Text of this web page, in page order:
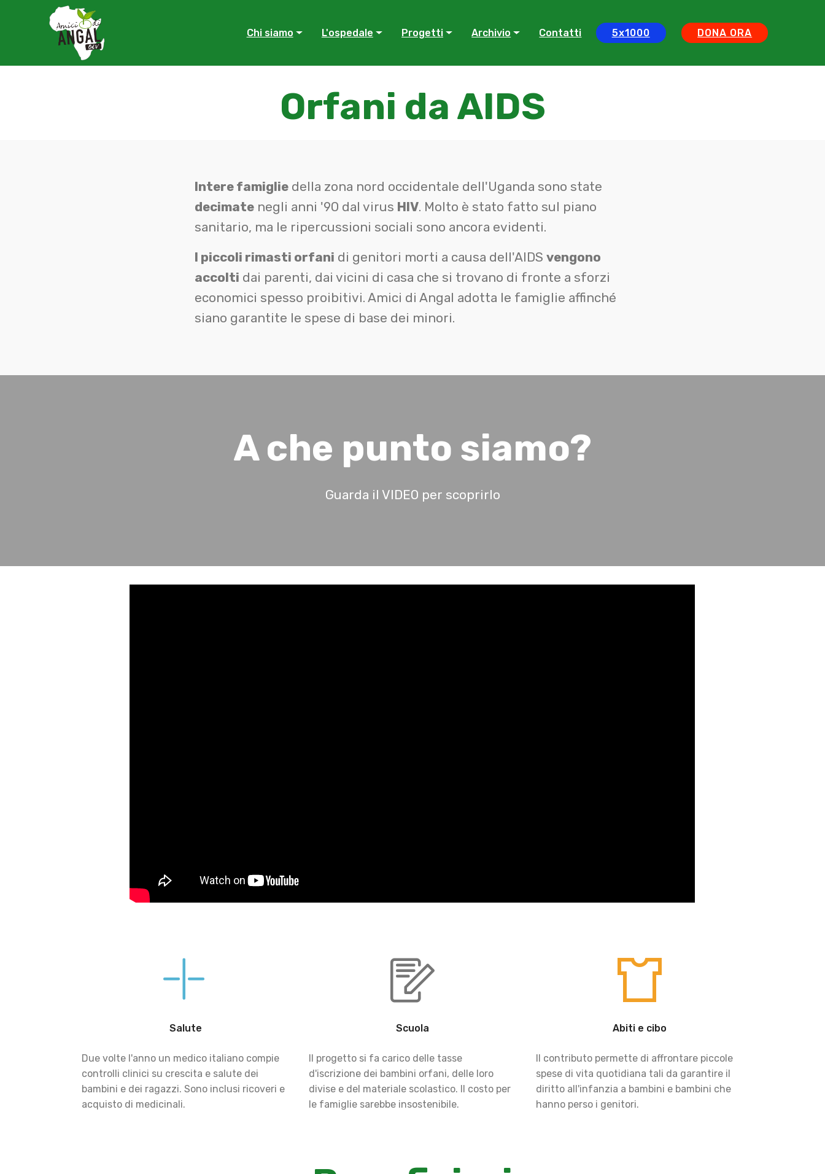
Chi siamo L'ospedale Progetti Archivio Contatti 5x1000 DONA ORA
Chi siamo
Orfani da AIDS
Intere famiglie della zona nord occidentale dell'Uganda sono state
decimate negli anni '90 dal virus HIV. Molto è stato fatto sul piano
sanitario, ma le ripercussioni sociali sono ancora evidenti.
I piccoli rimasti orfani di genitori morti a causa dell'AIDS vengono
accolti dai parenti, dai vicini di casa che si trovano di fronte a sforzi
economici spesso proibitivi. Amici di Angal adotta le famiglie affinché
siano garantite le spese di base dei minori.
A che punto siamo?
Guarda il VIDEO per scoprirlo
Salute
Due volte l'anno un medico italiano compie
controlli clinici su crescita e salute dei
bambini e dei ragazzi. Sono inclusi ricoveri e
acquisto di medicinali.
Scuola
Il progetto si fa carico delle tasse
d'iscrizione dei bambini orfani, delle loro
divise e del materiale scolastico. Il costo per
le famiglie sarebbe insostenibile.
Abiti e cibo
Il contributo permette di affrontare piccole
spese di vita quotidiana tali da garantire il
diritto all'infanzia a bambini e bambini che
hanno perso i genitori.